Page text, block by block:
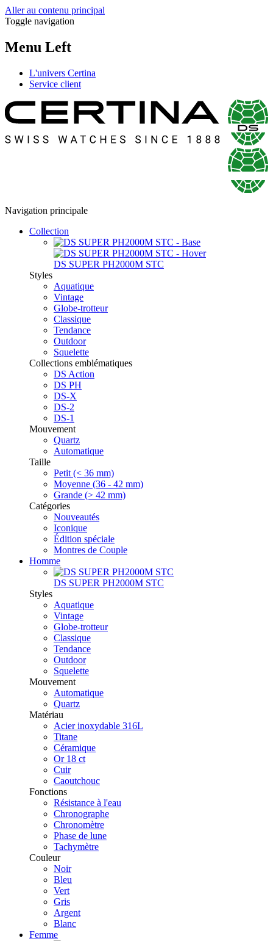
Aller au contenu principal
Toggle navigation
Menu Left
L'univers Certina
Service client
Navigation principale
Collection
DS SUPER PH2000M STC
Styles
Aquatique
Vintage
Globe-trotteur
Classique
Tendance
Outdoor
Squelette
Collections emblématiques
DS Action
DS PH
DS-X
DS-2
DS-1
Mouvement
Quartz
Automatique
Taille
Petit (< 36 mm)
Moyenne (36 - 42 mm)
Grande (> 42 mm)
Catégories
Nouveautés
Iconique
Édition spéciale
Montres de Couple
Homme
DS SUPER PH2000M STC
Styles
Aquatique
Vintage
Globe-trotteur
Classique
Tendance
Outdoor
Squelette
Mouvement
Automatique
Quartz
Matériau
Acier inoxydable 316L
Titane
Céramique
Or 18 ct
Cuir
Caoutchouc
Fonctions
Résistance à l'eau
Chronographe
Chronomètre
Phase de lune
Tachymètre
Couleur
Noir
Bleu
Vert
Gris
Argent
Blanc
Femme